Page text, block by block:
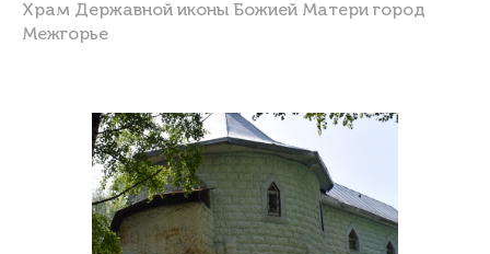
Храм Державной иконы Божией Матери город
Межгорье